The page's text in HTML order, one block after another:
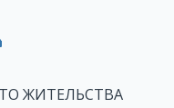
ЖИТЕЛЬСТВА